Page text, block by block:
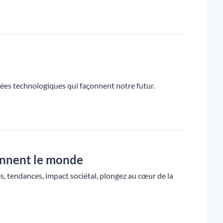
technologiques qui façonnent notre futur.
le monde
impact sociétal, plongez au cœur de la